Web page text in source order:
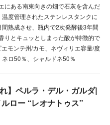
にある南東向きの畑で石灰を含んだ
度管理されたステンレスタンクに
熟成させ、瓶内で2次発酵後3年間
りとキュッとしまった酸が特徴的で
ンテ州/カモ、ネヴィリエ容量/度
ロ50％、シャルドネ50％
れ】ペルラ・デル・ガルダ|
ロー “レオナトゥス”